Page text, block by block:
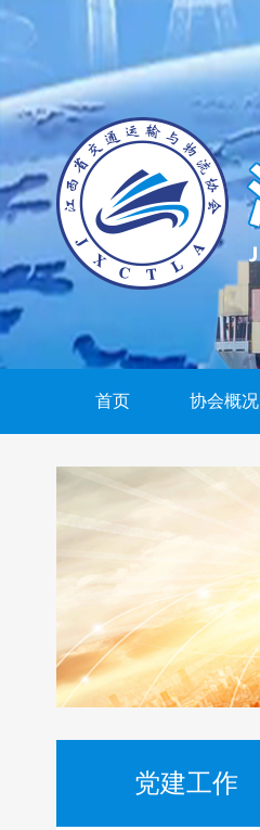
首页 协会概况
党建工作